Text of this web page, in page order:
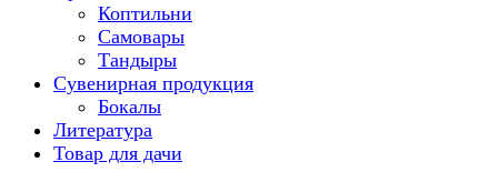
Коптильни
Самовары
Тандыры
Сувенирная продукция
Бокалы
Литература
Товар для дачи